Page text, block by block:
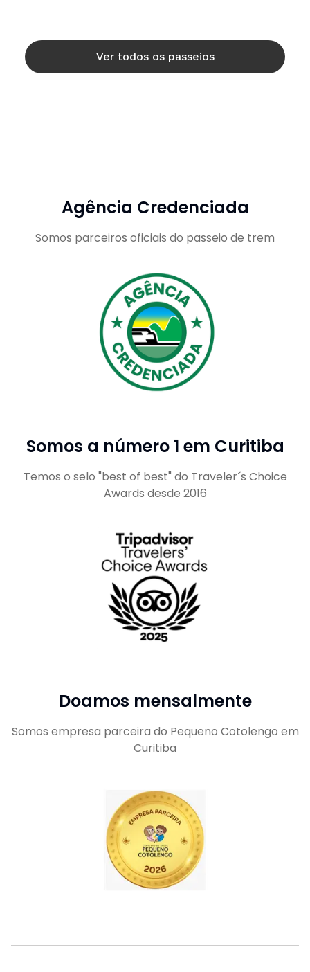
Ver todos os passeios
Agência Credenciada
Somos parceiros oficiais do passeio de trem
Somos a número 1 em Curitiba
Temos o selo "best of best" do Traveler´s Choice
Awards desde 2016
Doamos mensalmente
Somos empresa parceira do Pequeno Cotolengo em
Curitiba